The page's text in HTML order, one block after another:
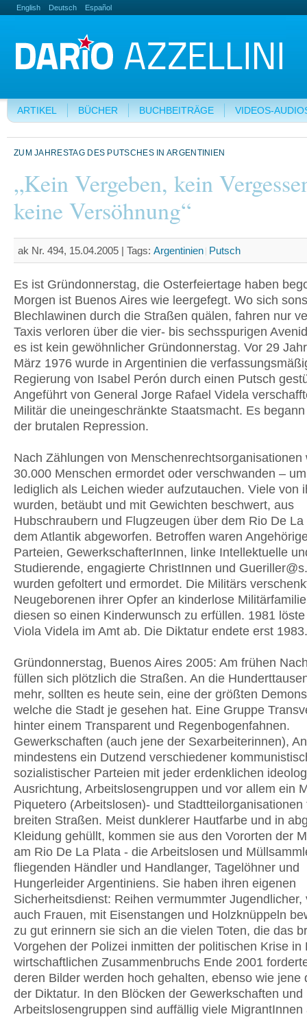
English Deutsch Español
ARTIKEL BÜCHER BUCHBEITRÄGE VIDEOS-
ZUM JAHRESTAG DES PUTSCHES IN ARGENTINIEN
„Kein Vergeben, kein
keine Versöhnung“
ak Nr. 494, 15.04.2005 | Tags: Argentinien Putsch
Es ist Gründonnerstag, die Osterfeiertage haben
Morgen ist Buenos Aires wie leergefegt. Wo sich
Blechlawinen durch die Straßen quälen, fahren nur
Taxis verloren über die vier- bis sechsspurigen
es ist kein gewöhnlicher Gründonnerstag. Vor 29
März 1976 wurde in Argentinien die
Regierung von Isabel Perón durch einen Putsch
Angeführt von General Jorge Rafael Videla
Militär die uneingeschränkte Staatsmacht. Es
der brutalen Repression.
Nach Zählungen von Menschenrechtsorganisationen
30.000 Menschen ermordet oder verschwanden –
lediglich als Leichen wieder aufzutauchen. Viele von
wurden, betäubt und mit Gewichten beschwert, aus
Hubschraubern und Flugzeugen über dem Rio De
dem Atlantik abgeworfen. Betroffen waren
Parteien, GewerkschafterInnen, linke Intellektuelle
Studierende, engagierte ChristInnen und
wurden gefoltert und ermordet. Die Militärs
Neugeborenen ihrer Opfer an kinderlose
diesen so einen Kinderwunsch zu erfüllen. 1981
Viola Videla im Amt ab. Die Diktatur endete erst 1983.
Gründonnerstag, Buenos Aires 2005: Am frühen
füllen sich plötzlich die Straßen. An die
mehr, sollten es heute sein, eine der größten
welche die Stadt je gesehen hat. Eine Gruppe
hinter einem Transparent und Regenbogenfahnen.
Gewerkschaften (auch jene der Sexarbeiterinnen),
mindestens ein Dutzend verschiedener
sozialistischer Parteien mit jeder erdenklichen
Ausrichtung, Arbeitslosengruppen und vor allem ein
Piquetero (Arbeitslosen)- und Stadtteilorganisationen
breiten Straßen. Meist dunklerer Hautfarbe und in
Kleidung gehüllt, kommen sie aus den Vororten der
am Rio De La Plata - die Arbeitslosen und
fliegenden Händler und Handlanger, Tagelöhner und
Hungerleider Argentiniens. Sie haben ihren eigenen
Sicherheitsdienst: Reihen vermummter Jugendlicher,
auch Frauen, mit Eisenstangen und Holzknüppeln
zu gut erinnern sie sich an die vielen Toten, die das
Vorgehen der Polizei inmitten der politischen Krise in
wirtschaftlichen Zusammenbruchs Ende 2001
deren Bilder werden hoch gehalten, ebenso wie jene
der Diktatur. In den Blöcken der Gewerkschaften und
Arbeitslosengruppen sind auffällig viele MigrantInnen